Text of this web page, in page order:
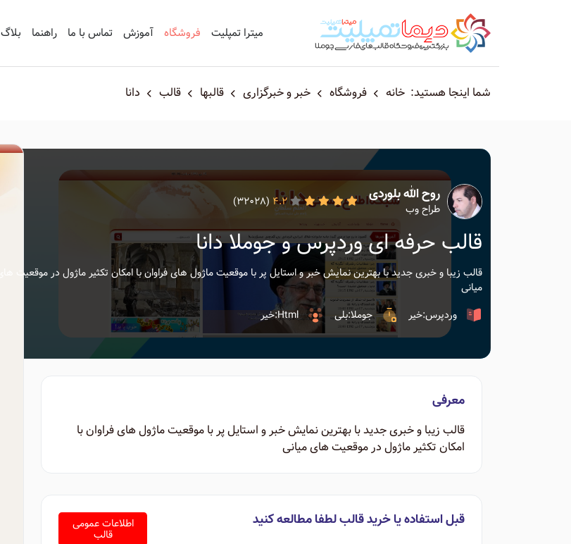
میترا تمپلیت فروشگاه آموزش تماس با ما راهنما بلاگ
شما اینجا هستید: خانه فروشگاه خبر و خبرگزاری قالبها قالب دانا
روح الله بلوردی
طراح وب 4.2
(32028)
قالب حرفه ای وردپرس و جوملا دانا
قالب زیبا و خبری جدید با بهترین نمایش خبر و استایل پر با موقعیت ماژول های فراوان با امکان تکثیر ماژول در موقعیت های
میانی
وردپرس:خیر
جوملا:بلی Html:خیر
معرفی
قالب زیبا و خبری جدید با بهترین نمایش خبر و استایل پر با موقعیت ماژول های فراوان با
امکان تکثیر ماژول در موقعیت های میانی
قبل استفاده یا خرید قالب لطفا مطالعه کنید اطلاعات عمومی
قالب